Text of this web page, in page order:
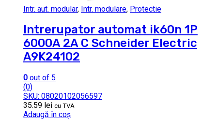
Intr. aut. modular, Intr. modulare, Protectie
Intrerupator automat ik60n 1P
6000A 2A C Schneider Electric
A9K24102
0 out of 5
(0)
SKU: 08020102056597
35.59 lei cu TVA
Adaugă în coș